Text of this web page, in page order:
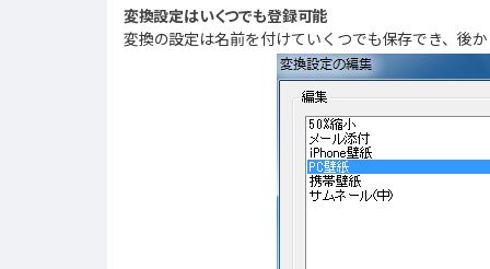
変換設定はいくつでも登録可能
変換の設定は名前を付けていくつでも保存でき、後